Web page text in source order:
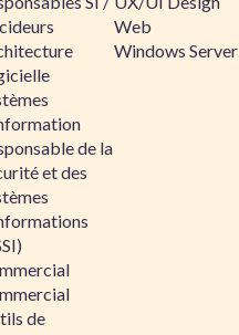
de la
et des
de
Web
Windows Server